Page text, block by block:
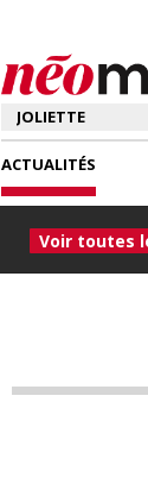
ACTUALITÉS
Voir toutes